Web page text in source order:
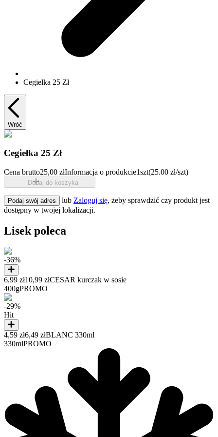
Cegiełka 25 Zł
Wróć
Cegiełka 25 Zł
Cena brutto25,00 złInformacja o produkcie1szt(25.00 zł/szt)
Dodaj do koszyka
Podaj swój adres lub Zaloguj się, żeby sprawdzić czy produkt jest
dostępny w twojej lokalizacji.
Lisek poleca
-36%
6,99 zł10,99 złCESAR kurczak w sosie
400gPROMO
-29%
Hit
4,59 zł6,49 złBLANC 330ml
330mlPROMO